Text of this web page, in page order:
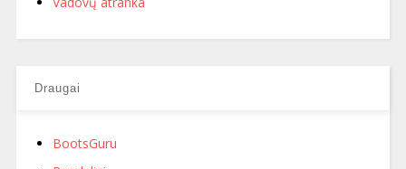
Draugai
BootsGuru